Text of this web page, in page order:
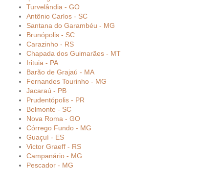
Turvelândia - GO
Antônio Carlos - SC
Santana do Garambéu - MG
Brunópolis - SC
Carazinho - RS
Chapada dos Guimarães - MT
Irituia - PA
Barão de Grajaú - MA
Fernandes Tourinho - MG
Jacaraú - PB
Prudentópolis - PR
Belmonte - SC
Nova Roma - GO
Córrego Fundo - MG
Guaçuí - ES
Victor Graeff - RS
Campanário - MG
Pescador - MG